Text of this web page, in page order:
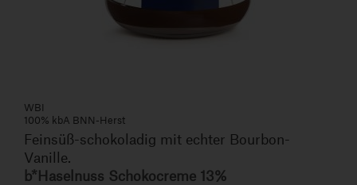
WBI
100% kbA BNN-Herst
Feinsüß-schokoladig mit echter Bourbon-
Vanille.
b*Haselnuss Schokocreme 13%